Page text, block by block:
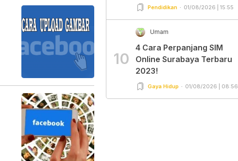
Pendidikan 01/08/2026 | 15:55
10
Umam
4 Cara Perpanjang SIM
Online Surabaya Terbaru
2023!
Gaya Hidup 01/08/2026 | 08:56